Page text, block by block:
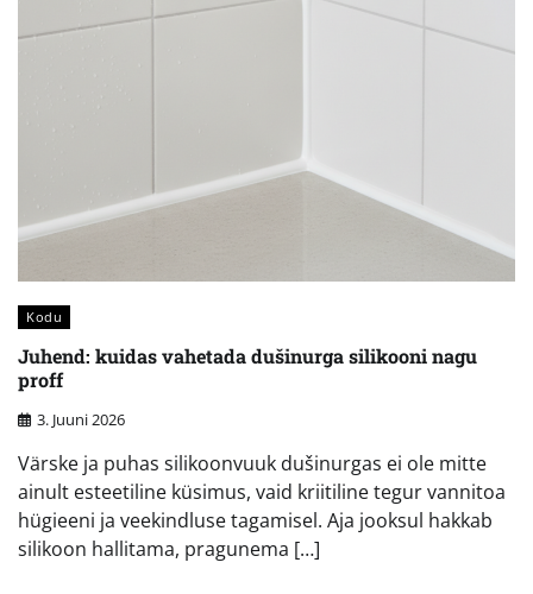
Kodu
Juhend: kuidas vahetada dušinurga silikooni nagu
proff
3. Juuni 2026
Värske ja puhas silikoonvuuk dušinurgas ei ole mitte
ainult esteetiline küsimus, vaid kriitiline tegur vannitoa
hügieeni ja veekindluse tagamisel. Aja jooksul hakkab
silikoon hallitama, pragunema […]